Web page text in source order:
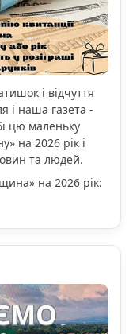
і відчуття
і наша газета -
цю маленьку
на 2026 рік і
та людей.
на 2026 рік: